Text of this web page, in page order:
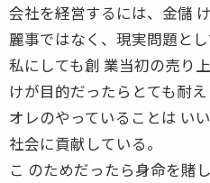
会社を経営するには、金儲
麗事ではなく、現実問題と
私にしても創 業当初の売り
けが目的だったらとても耐え
オレのやっていることは いい
社会に貢献している。
こ のためだったら身命を賭